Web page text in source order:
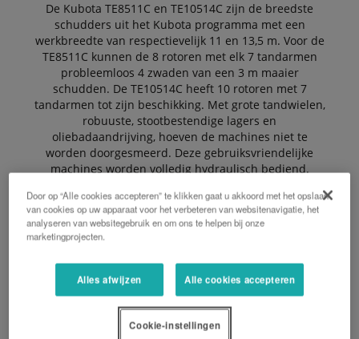
De Kubota TE8511C en TE10514C zijn de breedste
schudders uit het Kubota programma met een
werkbreedte van respectievelijk 11 en 13,5 m. Voor de
TE8511C kunnen de 8 rotoren met elk 7 tandarmen
probleemloos 4 zwaden van een 3 m maaier
schudden. De TE10514C heeft 10 rotoren met 7
tandarmen tot zijn beschikking. Met grote tandwielen,
robuuste, stootbestendige lagers en
oliebadaandrijving, hoeven de machines niet te
worden doorgesmeerd. Deze gebruiksvriendelijke
machines worden volledig hydraulisch bediend.
De Voordelen:
Onderhoudsvrije ProLine oliebadaandrijving,
geen vetnippels over de totale aandrijving.
Door op “Alle cookies accepteren” te klikken gaat u akkoord met het opslaan
van cookies op uw apparaat voor het verbeteren van websitenavigatie, het
analyseren van websitegebruik en om ons te helpen bij onze
marketingprojecten.
Alles afwijzen Alle cookies accepteren
Cookie-instellingen